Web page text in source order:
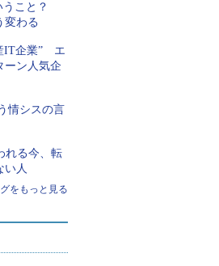
うこと？
変わる
IT企業” エ
ーン人気企
情シスの言
れる今、転
い人
をもっと見る